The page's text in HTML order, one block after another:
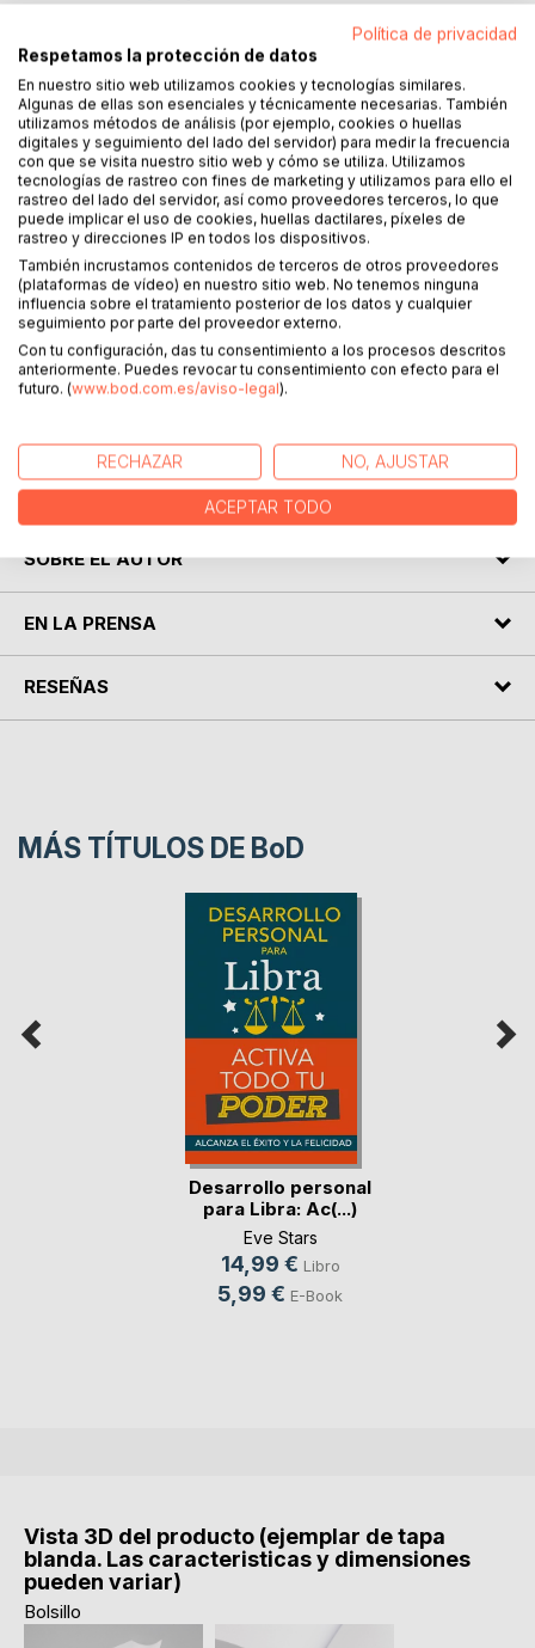
DESCRIPCIÓN
Este libro para el signo de Cáncer es un certero, moderno,
divertido y original libro de astrología práctica para que
todos los Cáncer saquen el mayor provecho de la vida:
Amor, trabajo, sexo, amistad, amuletos... ¡Todo lo que
necesitas para triunfar en todo!
Nacer bajo el signo de Cáncer es lo mejor que te puede
pasar en la vida y ahora gracias a estos consejos,
amuletos, deseos mágicos y más, alcanzarás... ¡las
estrellas!
amigo nacido bajo el signo de Cáncer esta es un fantástica
manera de sorprenderle! Y si eres tú el afortunado Cáncer,
este libro te ayudará a conseguir todo lo que quieres.
SOBRE EL AUTOR
EN LA PRENSA
RESEÑAS
MÁS TÍTULOS DE BoD
Desarrollo personal
para Libra: Ac(...)
Eve Stars
14,99 € Libro
5,99 € E-Book
Vista 3D del producto (ejemplar de tapa
blanda. Las caracteristicas y dimensiones
pueden variar)
Bolsillo
Política de privacidad
Respetamos la protección de datos
En nuestro sitio web utilizamos cookies y tecnologías similares.
Algunas de ellas son esenciales y técnicamente necesarias. También
utilizamos métodos de análisis (por ejemplo, cookies o huellas
digitales y seguimiento del lado del servidor) para medir la frecuencia
con que se visita nuestro sitio web y cómo se utiliza. Utilizamos
tecnologías de rastreo con fines de marketing y utilizamos para ello el
rastreo del lado del servidor, así como proveedores terceros, lo que
puede implicar el uso de cookies, huellas dactilares, píxeles de
rastreo y direcciones IP en todos los dispositivos.
También incrustamos contenidos de terceros de otros proveedores
(plataformas de vídeo) en nuestro sitio web. No tenemos ninguna
influencia sobre el tratamiento posterior de los datos y cualquier
seguimiento por parte del proveedor externo.
Con tu configuración, das tu consentimiento a los procesos descritos
anteriormente. Puedes revocar tu consentimiento con efecto para el
futuro. (www.bod.com.es/aviso-legal).
RECHAZAR NO, AJUSTAR
ACEPTAR TODO